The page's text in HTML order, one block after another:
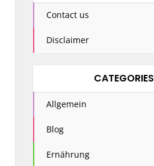
Contact us
Disclaimer
CATEGORIES
Allgemein
Blog
Ernährung